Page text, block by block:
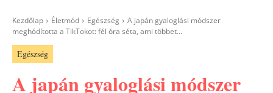
Kezdőlap Életmód Egészség
A japán gyaloglási módszer
meghódította a TikTokot: fél óra séta, ami többet...
Egészség
A japán gyaloglási módszer